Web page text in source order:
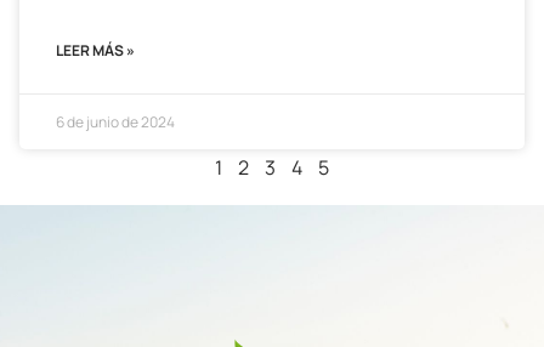
LEER MÁS »
6 de junio de 2024
1 2 3 4 5